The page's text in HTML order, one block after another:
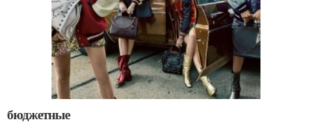
бюджетные